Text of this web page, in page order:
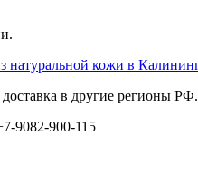
в другие регионы РФ.